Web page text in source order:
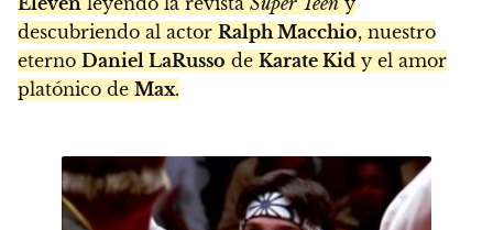
descubriendo al actor Ralph Macchio, nuestro
eterno Daniel LaRusso de Karate Kid y el amor
platónico de Max.